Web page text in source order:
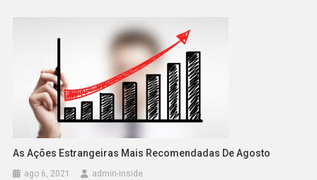
As Ações Estrangeiras Mais Recomendadas De Agosto
ago 6, 2021 admin-inside